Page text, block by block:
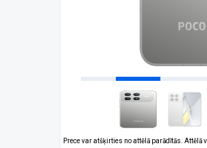
Prece var atšķirties no attēlā parādītās.